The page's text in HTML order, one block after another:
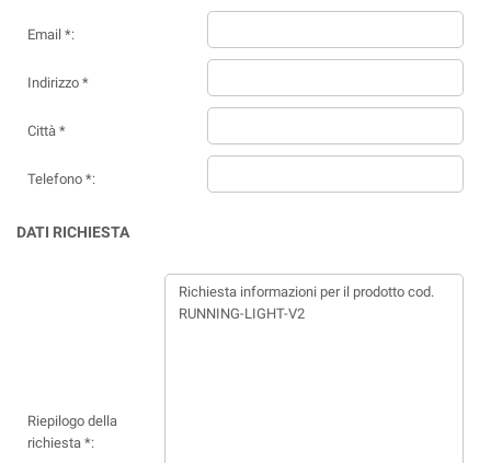
Email *:
Indirizzo *
Città *
Telefono *:
DATI RICHIESTA
Riepilogo della
richiesta *: